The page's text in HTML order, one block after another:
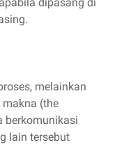
dipasang di
melainkan
(the
berkomunikasi
lain tersebut